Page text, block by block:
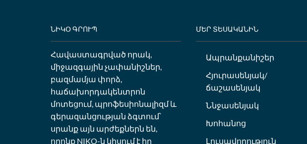
ՆԻԿՕ ԳՐՈՒՊ
Հավաստագրված որակ,
միջազգային չափանիշներ,
բազմամյա փորձ,
հաճախորդակենտրոն
մոտեցում, պրոֆեսիոնալիզմ և
գերազանցության ձգտում՝
սրանք այն արժեքներն են,
որոնք NIKO-ն կիսում է իր
ՄԵՐ ՏԵՍԱԿԱՆԻՆ
Ապրանքանիշեր
Հյուրասենյակ/
ճաշասենյակ
Ննջասենյակ
Խոհանոց
Լուսավորություն